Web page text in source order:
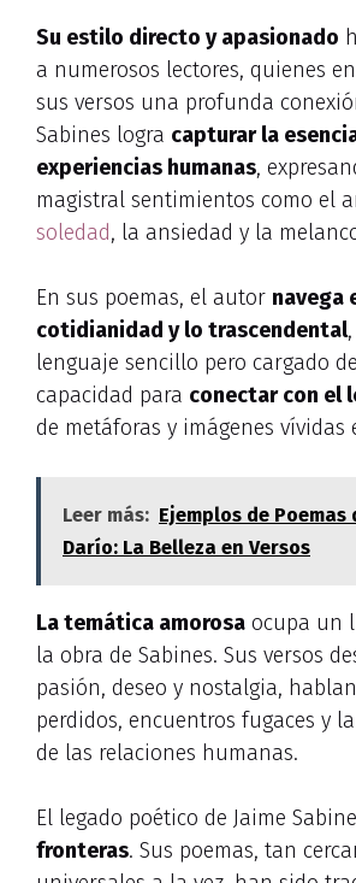
Su estilo directo y apasionado
a numerosos lectores, quienes
sus versos una profunda
Sabines logra capturar la
experiencias humanas,
magistral sentimientos como el
soledad, la ansiedad y la
En sus poemas, el autor navega
cotidianidad y lo trascendental
lenguaje sencillo pero cargado
capacidad para conectar con el
de metáforas y imágenes vívidas
Leer más: Ejemplos de Poemas
Darío: La Belleza en Versos
La temática amorosa ocupa un
la obra de Sabines. Sus versos
pasión, deseo y nostalgia,
perdidos, encuentros fugaces y
de las relaciones humanas.
El legado poético de Jaime
fronteras. Sus poemas, tan